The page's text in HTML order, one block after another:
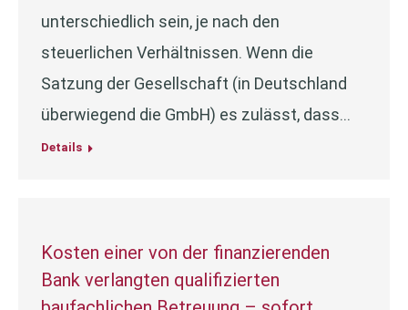
unterschiedlich sein, je nach den
steuerlichen Verhältnissen. Wenn die
Satzung der Gesellschaft (in Deutschland
überwiegend die GmbH) es zulässt, dass…
Details
Kosten einer von der finanzierenden
Bank verlangten qualifizierten